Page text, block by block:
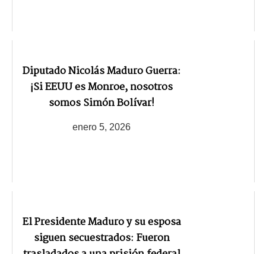
Diputado Nicolás Maduro Guerra:
¡Si EEUU es Monroe, nosotros
somos Simón Bolívar!
enero 5, 2026
El Presidente Maduro y su esposa
siguen secuestrados: Fueron